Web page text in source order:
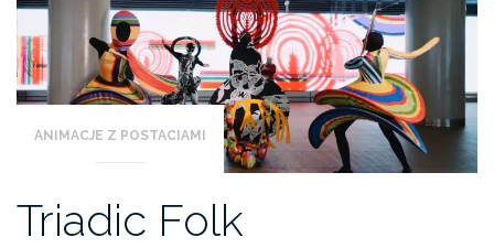
ANIMACJE Z POSTACIAMI
Triadic Folk